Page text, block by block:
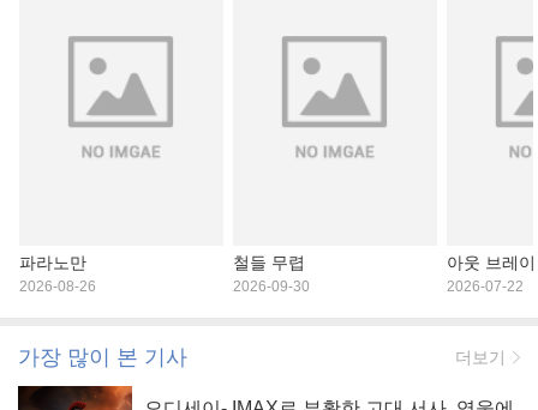
파라노만
2026-08-26
철들 무렵
2026-09-30
아웃 브레
2026-07-22
가장 많이 본 기사 더보기